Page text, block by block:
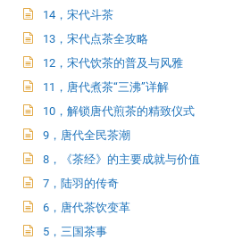
14，宋代斗茶
13，宋代点茶全攻略
12，宋代饮茶的普及与风雅
11，唐代煮茶“三沸”详解
10，解锁唐代煎茶的精致仪式
9，唐代全民茶潮
8，《茶经》的主要成就与价值
7，陆羽的传奇
6，唐代茶饮变革
5，三国茶事